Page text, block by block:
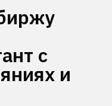
с
и